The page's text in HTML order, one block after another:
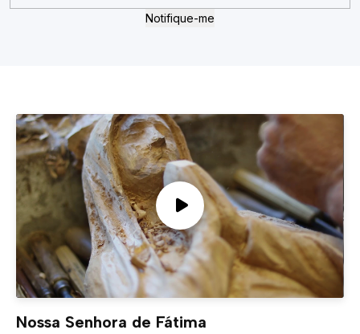
Notifique-me
Nossa Senhora de Fátima